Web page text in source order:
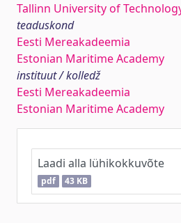
Tallinn University of
teaduskond
Eesti Mereakadeemia
Estonian Maritime Academy
instituut / kolledž
Eesti Mereakadeemia
Estonian Maritime Academy
Laadi alla lühikokkuvõte
pdf 43 KB